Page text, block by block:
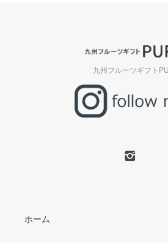
九州フルーツギフト
ホーム